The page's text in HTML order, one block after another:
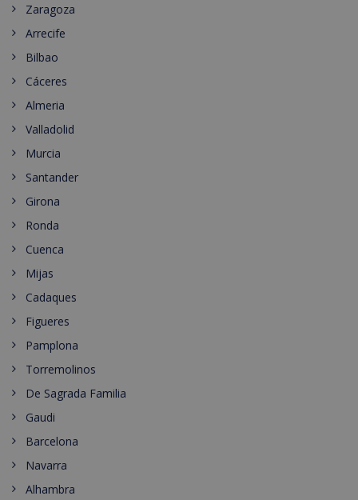
Zaragoza
Arrecife
Bilbao
Cáceres
Almeria
Valladolid
Murcia
Santander
Girona
Ronda
Cuenca
Mijas
Cadaques
Figueres
Pamplona
Torremolinos
De Sagrada Familia
Gaudi
Barcelona
Navarra
Alhambra